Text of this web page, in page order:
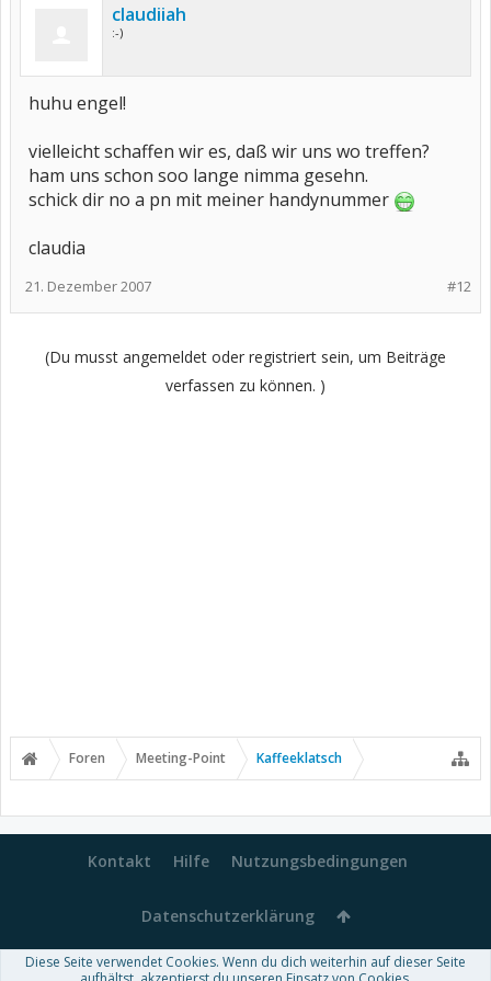
claudiiah
:-)
huhu engel!
vielleicht schaffen wir es, daß wir uns wo treffen?
ham uns schon soo lange nimma gesehn.
schick dir no a pn mit meiner handynummer
claudia
#12
21. Dezember 2007
(Du musst angemeldet oder registriert sein, um Beiträge
verfassen zu können. )
Foren Meeting-Point Kaffeeklatsch
Kontakt Hilfe Nutzungsbedingungen
Datenschutzerklärung
Diese Seite verwendet Cookies. Wenn du dich weiterhin auf dieser Seite